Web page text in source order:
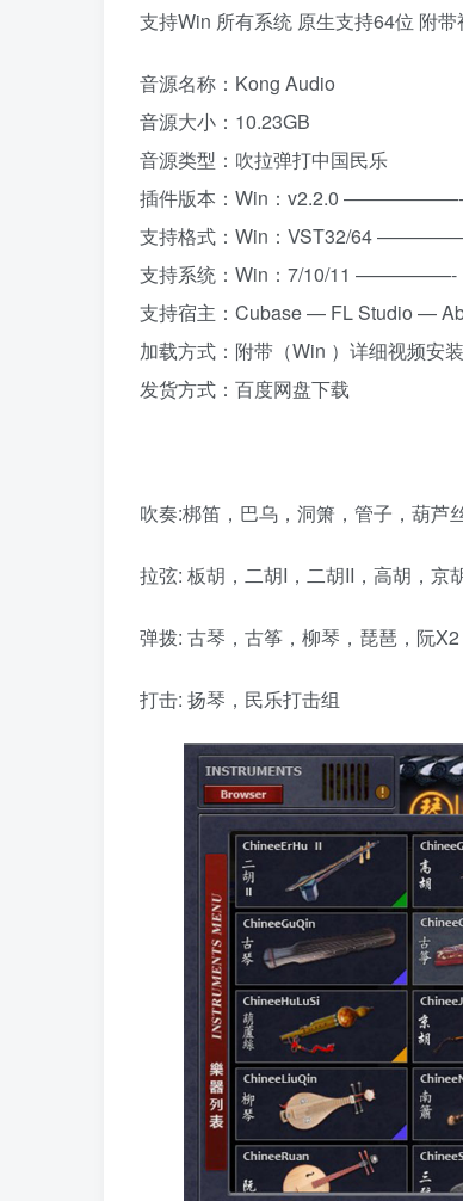
支持Win 所有系统 原生支持64位 附
音源名称：Kong Audio
音源大小：10.23GB
音源类型：吹拉弹打中国民乐
插件版本：Win：v2.2.0 ——————-
支持格式：Win：VST32/64
支持系统：Win：7/10/11 —————-
支持宿主：Cubase — FL Studio —
加载方式：附带（Win ）详细视频安
发货方式：百度网盘下载
吹奏:梆笛，巴乌，洞箫，管子，葫芦
拉弦: 板胡，二胡I，二胡II，高胡，京
弹拨: 古琴，古筝，柳琴，琵琶，阮
打击: 扬琴，民乐打击组